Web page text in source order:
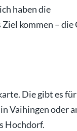
haben die
kommen – die
Die gibt es
Vaihingen oder
Hochdorf.